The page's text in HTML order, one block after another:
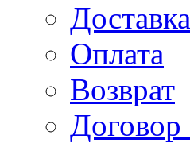
Доставка
Оплата
Возврат